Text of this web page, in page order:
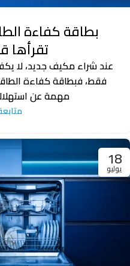
بطاقة كفاءة
تقرأها
عند شراء مكيف جديد، لا
فقط، فبطاقة كفاءة
مهمة عن
18
يوليو